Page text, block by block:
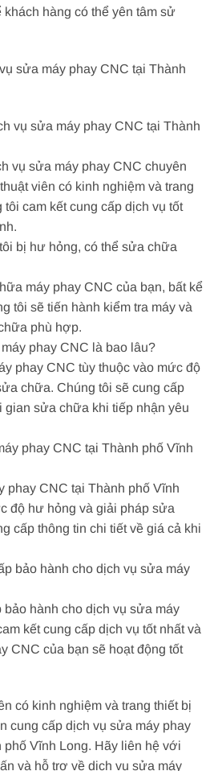
hàng có thể yên tâm sử
sửa máy phay CNC tại Thành
vụ sửa máy phay CNC tại Thành
vụ sửa máy phay CNC chuyên
viên có kinh nghiệm và trang
cam kết cung cấp dịch vụ tốt
bị hư hỏng, có thể sửa chữa
máy phay CNC của bạn, bất kể
tôi sẽ tiến hành kiểm tra máy và
phù hợp.
phay CNC là bao lâu?
phay CNC tùy thuộc vào mức độ
chữa. Chúng tôi sẽ cung cấp
gian sửa chữa khi tiếp nhận yêu
phay CNC tại Thành phố Vĩnh
phay CNC tại Thành phố Vĩnh
độ hư hỏng và giải pháp sửa
cấp thông tin chi tiết về giá cả khi
bảo hành cho dịch vụ sửa máy
bảo hành cho dịch vụ sửa máy
kết cung cấp dịch vụ tốt nhất và
CNC của bạn sẽ hoạt động tốt
có kinh nghiệm và trang thiết bị
cung cấp dịch vụ sửa máy phay
phố Vĩnh Long. Hãy liên hệ với
và hỗ trợ về dịch vụ sửa máy